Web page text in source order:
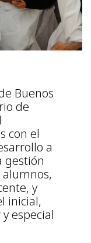
Buenos
de
con el
a
gestión
y
inicial,
especial